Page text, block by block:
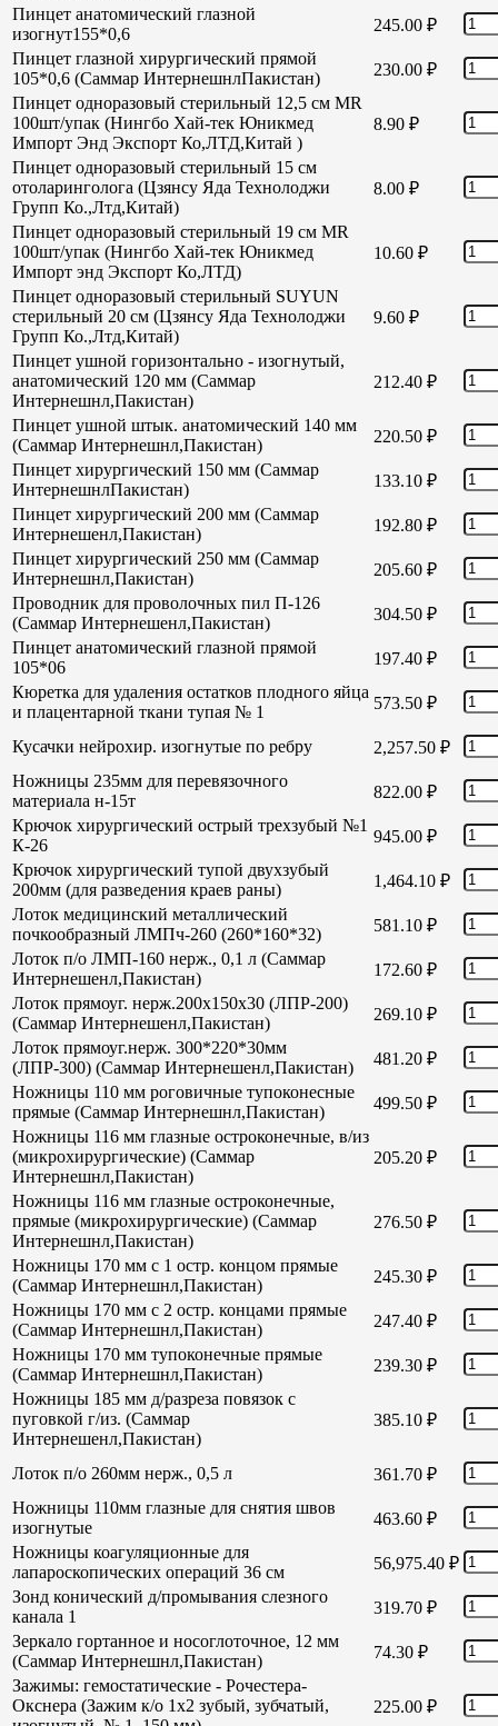
Пинцет анатомический глазной
изогнут155*0,6
245.00 ₽
Пинцет глазной хирургический прямой
105*0,6 (Саммар ИнтернешнлПакистан)
230.00 ₽
Пинцет одноразовый стерильный 12,5 см MR
100шт/упак (Нингбо Хай-тек Юникмед
Импорт Энд Экспорт Ко,ЛТД,Китай )
8.90 ₽
Пинцет одноразовый стерильный 15 см
отоларинголога (Цзянсу Яда Технолоджи
Групп Ко.,Лтд,Китай)
8.00 ₽
Пинцет одноразовый стерильный 19 см MR
100шт/упак (Нингбо Хай-тек Юникмед
Импорт энд Экспорт Ко,ЛТД)
10.60 ₽
Пинцет одноразовый стерильный SUYUN
стерильный 20 см (Цзянсу Яда Технолоджи
Групп Ко.,Лтд,Китай)
9.60 ₽
Пинцет ушной горизонтально - изогнутый,
анатомический 120 мм (Саммар
Интернешнл,Пакистан)
212.40 ₽
Пинцет ушной штык. анатомический 140 мм
(Саммар Интернешнл,Пакистан)
220.50 ₽
Пинцет хирургический 150 мм (Саммар
ИнтернешнлПакистан)
133.10 ₽
Пинцет хирургический 200 мм (Саммар
Интернешенл,Пакистан)
192.80 ₽
Пинцет хирургический 250 мм (Саммар
Интернешнл,Пакистан)
205.60 ₽
Проводник для проволочных пил П-126
(Саммар Интернешенл,Пакистан)
304.50 ₽
Пинцет анатомический глазной прямой
105*06
197.40 ₽
Кюретка для удаления остатков плодного яйца
и плацентарной ткани тупая № 1
573.50 ₽
Кусачки нейрохир. изогнутые по ребру 2,257.50 ₽
Ножницы 235мм для перевязочного
материала н-15т
822.00 ₽
Крючок хирургический острый трехзубый №1
К-26
945.00 ₽
Крючок хирургический тупой двухзубый
200мм (для разведения краев раны)
1,464.10 ₽
Лоток медицинский металлический
почкообразный ЛМПч-260 (260*160*32)
581.10 ₽
Лоток п/о ЛМП-160 нерж., 0,1 л (Саммар
Интернешенл,Пакистан)
172.60 ₽
Лоток прямоуг. нерж.200х150х30 (ЛПР-200)
(Саммар Интернешенл,Пакистан)
269.10 ₽
Лоток прямоуг.нерж. 300*220*30мм
(ЛПР-300) (Саммар Интернешенл,Пакистан)
481.20 ₽
Ножницы 110 мм роговичные тупоконесные
прямые (Саммар Интернешнл,Пакистан)
499.50 ₽
Ножницы 116 мм глазные остроконечные, в/из
(микрохирургические) (Саммар
Интернешнл,Пакистан)
205.20 ₽
Ножницы 116 мм глазные остроконечные,
прямые (микрохирургические) (Саммар
Интернешнл,Пакистан)
276.50 ₽
Ножницы 170 мм с 1 остр. концом прямые
(Саммар Интернешнл,Пакистан)
245.30 ₽
Ножницы 170 мм с 2 остр. концами прямые
(Саммар Интернешнл,Пакистан)
247.40 ₽
Ножницы 170 мм тупоконечные прямые
(Саммар Интернешнл,Пакистан)
239.30 ₽
Ножницы 185 мм д/разреза повязок с
пуговкой г/из. (Саммар
Интернешенл,Пакистан)
385.10 ₽
Лоток п/о 260мм нерж., 0,5 л 361.70 ₽
Ножницы 110мм глазные для снятия швов
изогнутые
463.60 ₽
Ножницы коагуляционные для
лапароскопических операций 36 см
56,975.40 ₽
Зонд конический д/промывания слезного
канала 1
319.70 ₽
Зеркало гортанное и носоглоточное, 12 мм
(Саммар Интернешнл,Пакистан)
74.30 ₽
Зажимы: гемостатические - Рочестера-
Окснера (Зажим к/о 1х2 зубый, зубчатый,
225.00 ₽